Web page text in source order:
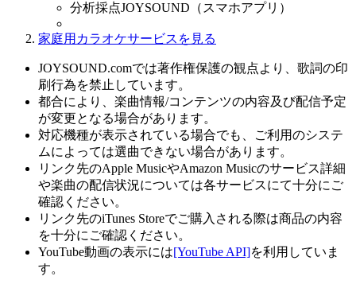
分析採点JOYSOUND（スマホアプリ）
家庭用カラオケサービスを見る
JOYSOUND.comでは著作権保護の観点より、歌詞の印
刷行為を禁止しています。
都合により、楽曲情報/コンテンツの内容及び配信予定
が変更となる場合があります。
対応機種が表示されている場合でも、ご利用のシステ
ムによっては選曲できない場合があります。
リンク先のApple MusicやAmazon Musicのサービス詳細
や楽曲の配信状況については各サービスにて十分にご
確認ください。
リンク先のiTunes Storeでご購入される際は商品の内容
を十分にご確認ください。
YouTube動画の表示には[YouTube API]を利用していま
す。